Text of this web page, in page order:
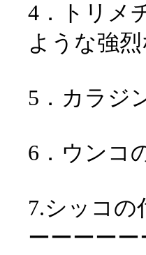
4．トリメ
ような
5．カラ
6．ウンコ
7.シッコの
ーーーーー